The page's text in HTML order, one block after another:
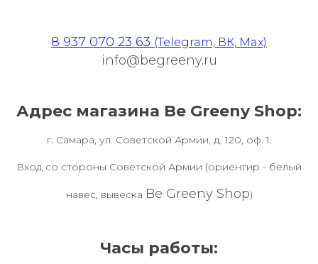
8 937 070 23 63 (Telegram, ВК, Max)
info@begreeny.ru
Адрес магазина Be Greeny Shop:
г. Самара, ул. Советской Армии, д. 120, оф. 1.
Вход со стороны Советской Армии (ориентир - белый
навес, вывеска Be Greeny Shop)
Часы работы: